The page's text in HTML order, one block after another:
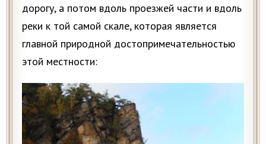
дорогу, а потом вдоль проезжей части и вдоль
реки к той самой скале, которая является
главной природной достопримечательностью
этой местности: